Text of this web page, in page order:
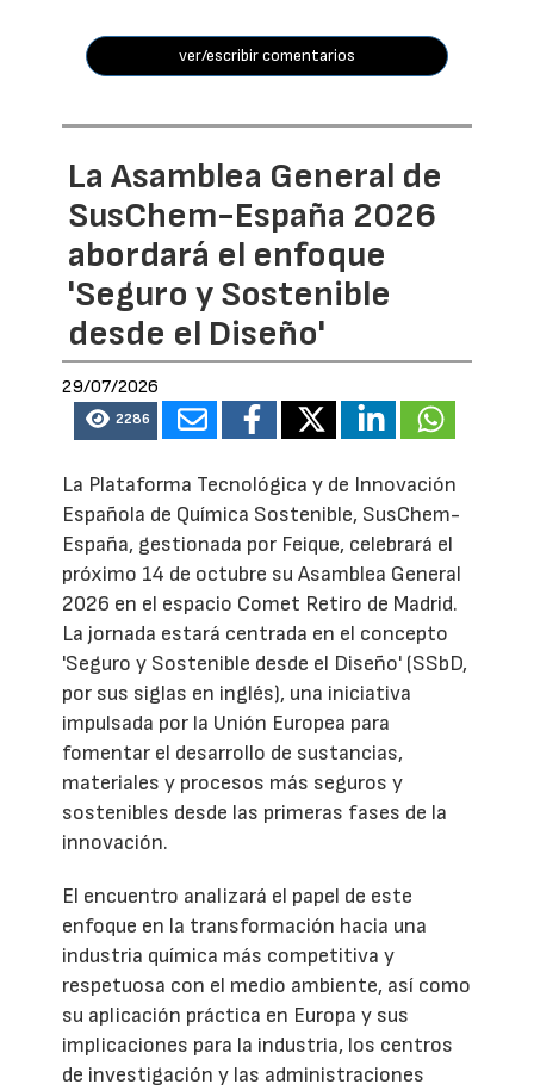
ver/escribir comentarios
La Asamblea General de
SusChem-España 2026
abordará el enfoque
'Seguro y Sostenible
desde el Diseño'
29/07/2026
2286
La Plataforma Tecnológica y de Innovación
Española de Química Sostenible, SusChem-
España, gestionada por Feique, celebrará el
próximo 14 de octubre su Asamblea General
2026 en el espacio Comet Retiro de Madrid.
La jornada estará centrada en el concepto
'Seguro y Sostenible desde el Diseño' (SSbD,
por sus siglas en inglés), una iniciativa
impulsada por la Unión Europea para
fomentar el desarrollo de sustancias,
materiales y procesos más seguros y
sostenibles desde las primeras fases de la
innovación.
El encuentro analizará el papel de este
enfoque en la transformación hacia una
industria química más competitiva y
respetuosa con el medio ambiente, así como
su aplicación práctica en Europa y sus
implicaciones para la industria, los centros
de investigación y las administraciones